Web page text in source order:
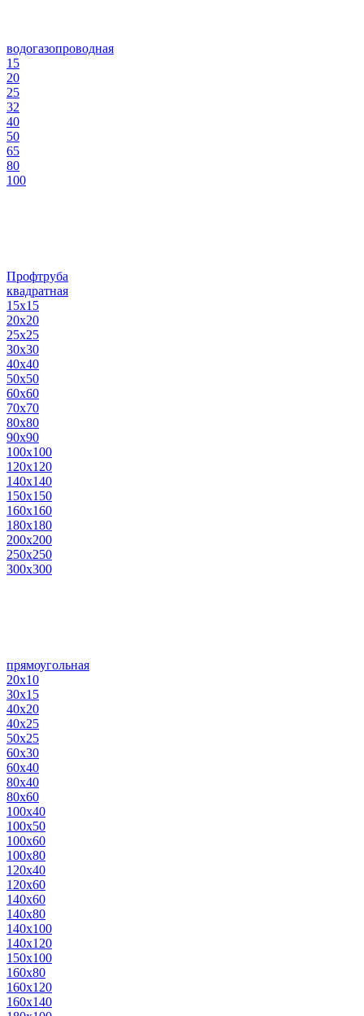
водогазопроводная
15
20
25
32
40
50
65
80
100
Профтруба
квадратная
15х15
20х20
25х25
30х30
40х40
50х50
60х60
70х70
80х80
90х90
100х100
120х120
140х140
150х150
160х160
180х180
200х200
250х250
300х300
прямоугольная
20х10
30х15
40х20
40х25
50х25
60х30
60х40
80х40
80х60
100х40
100х50
100х60
100х80
120х40
120х60
140х60
140х80
140х100
140х120
150х100
160х80
160х120
160х140